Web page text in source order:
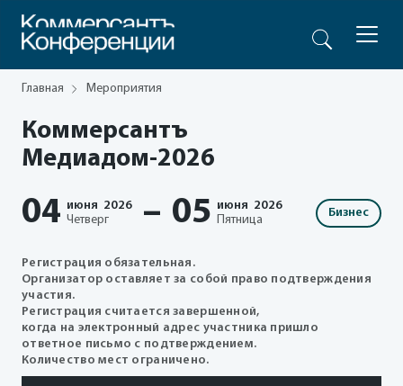
Главная Мероприятия
Коммерсантъ
Медиадом-2026
04 июня 2026
Четверг
– 05 июня 2026
Пятница
Бизнес
Регистрация обязательная.
Организатор оставляет за собой право подтверждения
участия.
Регистрация считается завершенной,
когда на электронный адрес участника пришло
ответное письмо с подтверждением.
Количество мест ограничено.